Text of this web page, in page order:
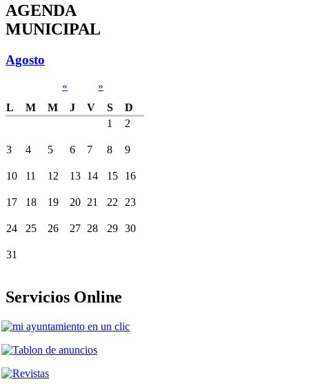
AGENDA
MUNICIPAL
Agosto
«
»
L
M M J V S
D
1
2
3 4 5 6 7 8 9
10 11 12 13 14 15 16
17 18 19 20 21 22 23
24 25 26 27 28 29 30
31
Servicios Online